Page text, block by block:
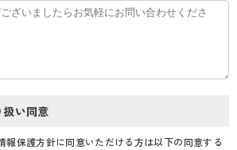
い同意
報保護方針に同意いただける方は以下の同意する